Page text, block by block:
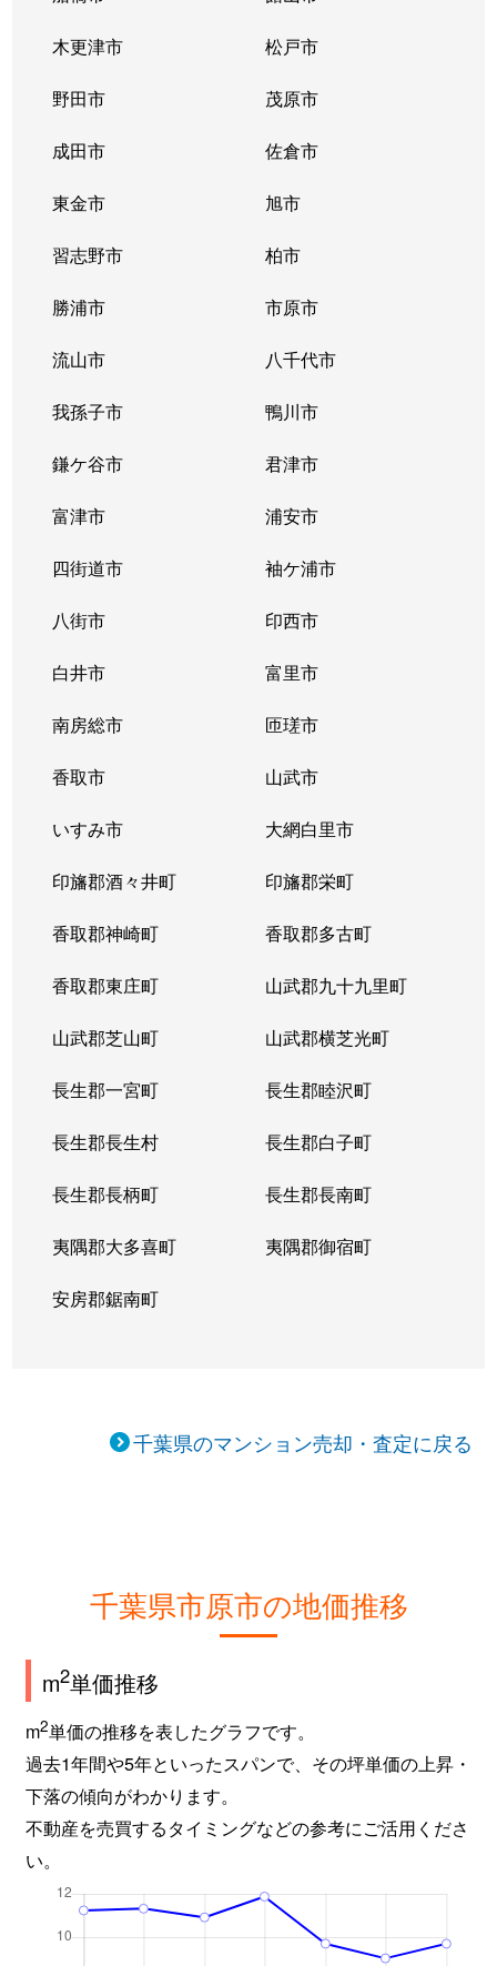
木更津市 松戸市
野田市 茂原市
成田市 佐倉市
東金市 旭市
習志野市 柏市
勝浦市 市原市
流山市 八千代市
我孫子市 鴨川市
鎌ケ谷市 君津市
富津市 浦安市
四街道市 袖ケ浦市
八街市 印西市
白井市 富里市
南房総市 匝瑳市
香取市 山武市
いすみ市 大網白里市
印旛郡酒々井町 印旛郡栄町
香取郡神崎町 香取郡多古町
香取郡東庄町 山武郡九十九里町
山武郡芝山町 山武郡横芝光町
長生郡一宮町 長生郡睦沢町
長生郡長生村 長生郡白子町
長生郡長柄町 長生郡長南町
夷隅郡大多喜町 夷隅郡御宿町
安房郡鋸南町
千葉県のマンション売却・査定に戻る
千葉県市原市の地価推移
m2単価推移
m2単価の推移を表したグラフです。
過去1年間や5年といったスパンで、その坪単価の上昇・
下落の傾向がわかります。
不動産を売買するタイミングなどの参考にご活用くださ
い。